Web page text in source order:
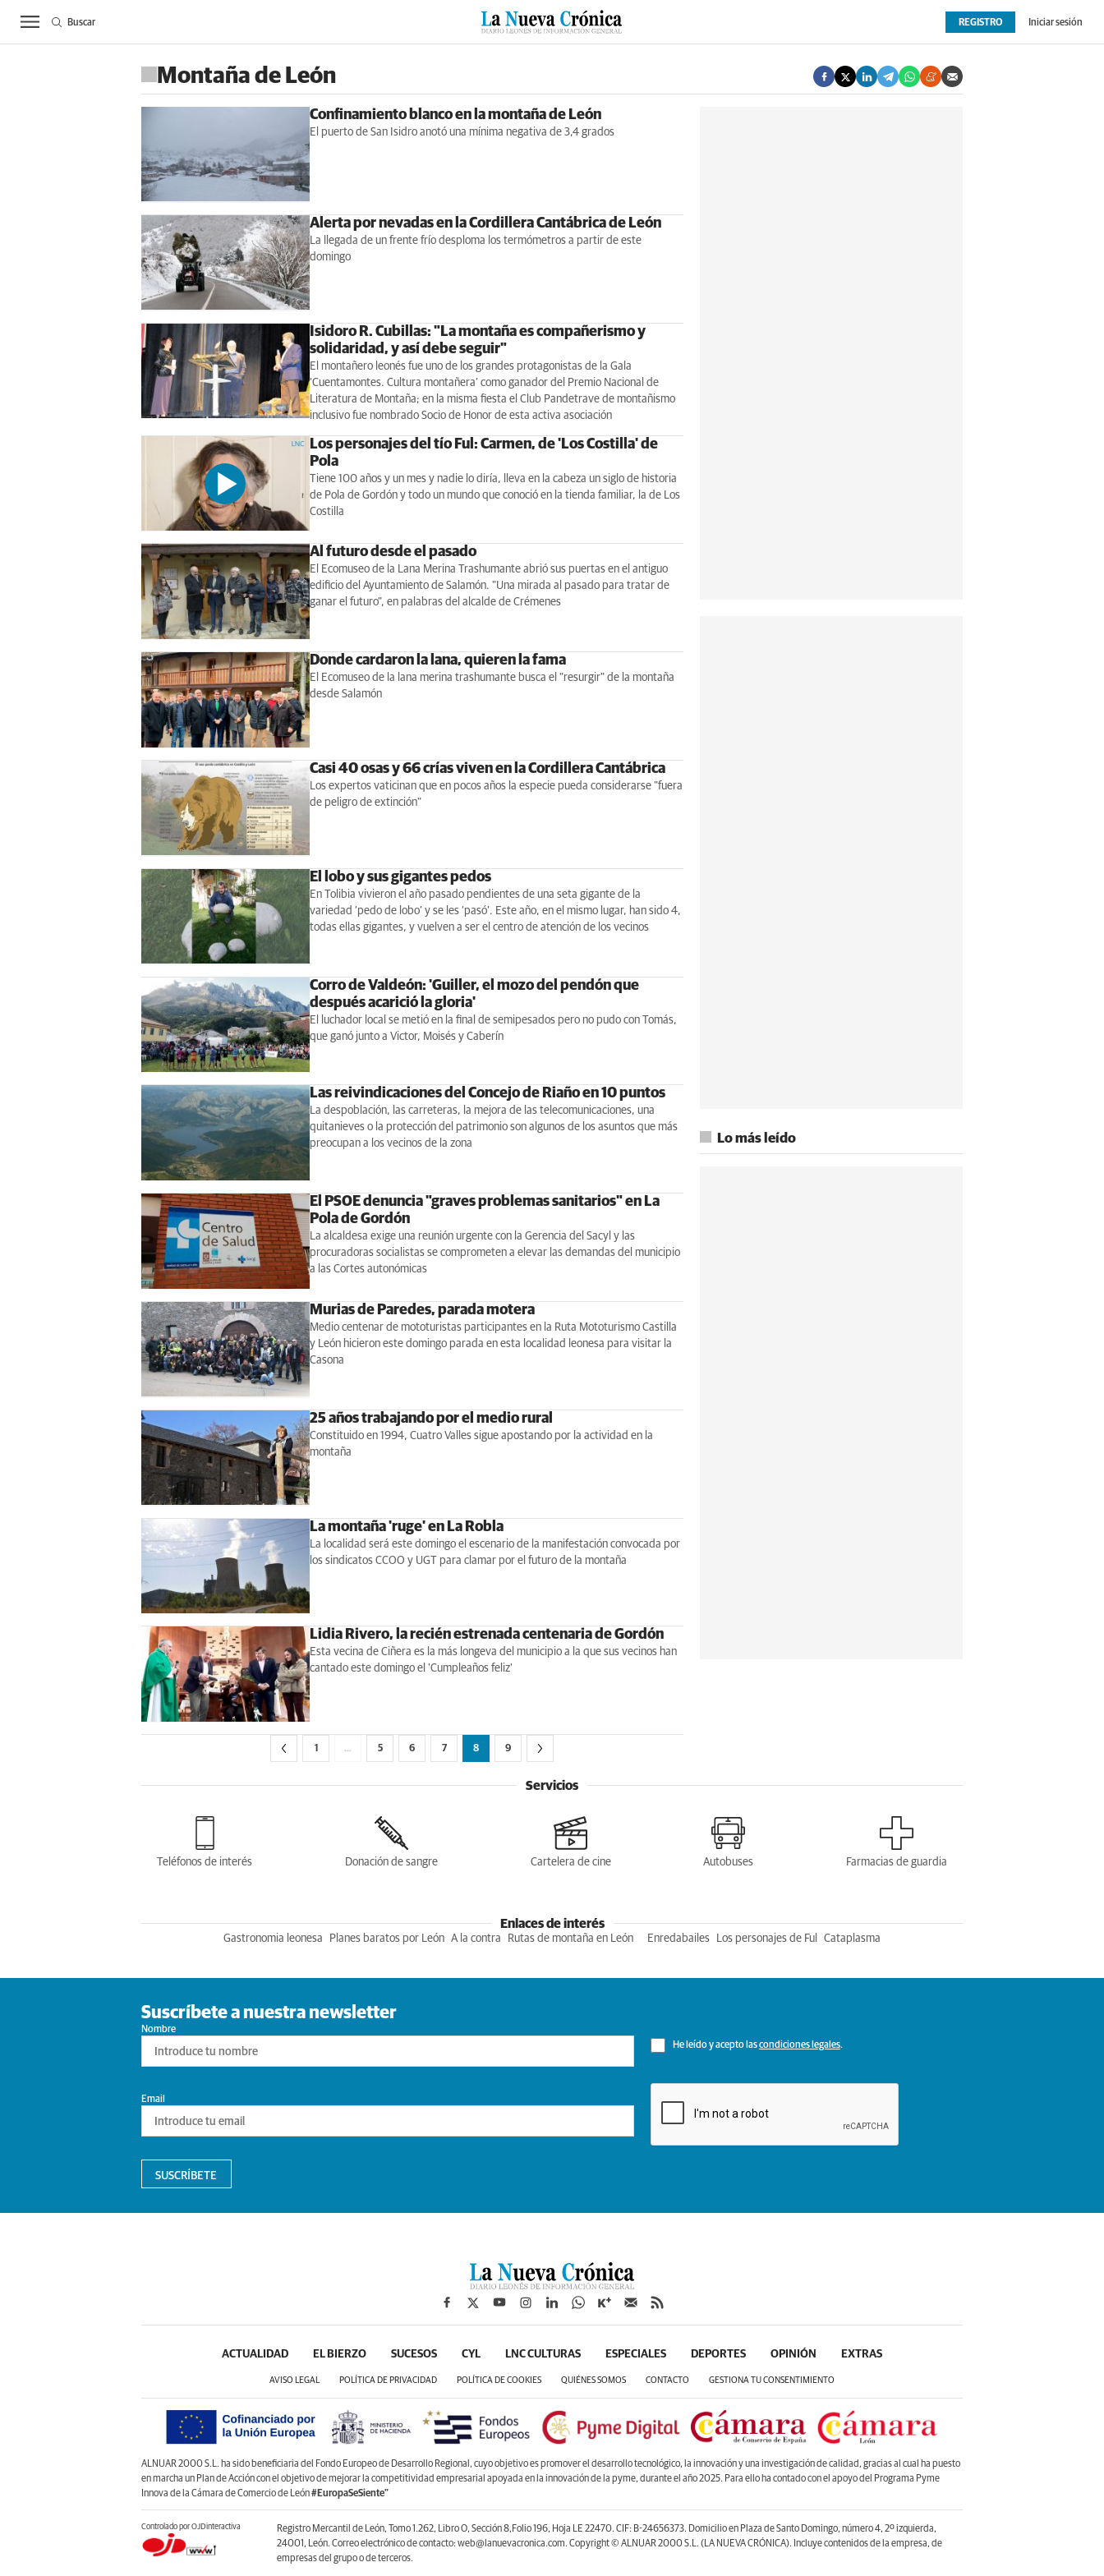
ACTUALIDAD BIERZO SUCESOS CULTURAS ESPECIALES DEPORTES OPINIÓN EXTRAS
REGISTRO Iniciar sesión
Buscar
Montaña de León
Confinamiento blanco en la montaña de León
El puerto de San Isidro anotó una mínima negativa de 3,4 grados
Alerta por nevadas en la Cordillera Cantábrica de León
La llegada de un frente frío desploma los termómetros a partir de este
domingo
Isidoro R. Cubillas: "La montaña es compañerismo y
solidaridad, y así debe seguir"
El montañero leonés fue uno de los grandes protagonistas de la Gala
‘Cuentamontes. Cultura montañera’ como ganador del Premio Nacional de
Literatura de Montaña; en la misma fiesta el Club Pandetrave de montañismo
inclusivo fue nombrado Socio de Honor de esta activa asociación
Los personajes del tío Ful: Carmen, de 'Los Costilla' de
Pola
Tiene 100 años y un mes y nadie lo diría, lleva en la cabeza un siglo de historia
de Pola de Gordón y todo un mundo que conoció en la tienda familiar, la de Los
Costilla
Al futuro desde el pasado
El Ecomuseo de la Lana Merina Trashumante abrió sus puertas en el antiguo
edificio del Ayuntamiento de Salamón. "Una mirada al pasado para tratar de
ganar el futuro", en palabras del alcalde de Crémenes
Donde cardaron la lana, quieren la fama
El Ecomuseo de la lana merina trashumante busca el "resurgir" de la montaña
desde Salamón
Casi 40 osas y 66 crías viven en la Cordillera Cantábrica
Los expertos vaticinan que en pocos años la especie pueda considerarse "fuera
de peligro de extinción"
El lobo y sus gigantes pedos
En Tolibia vivieron el año pasado pendientes de una seta gigante de la
variedad ‘pedo de lobo’ y se les ‘pasó’. Este año, en el mismo lugar, han sido 4,
todas ellas gigantes, y vuelven a ser el centro de atención de los vecinos
Corro de Valdeón: 'Guiller, el mozo del pendón que
después acarició la gloria'
El luchador local se metió en la final de semipesados pero no pudo con Tomás,
que ganó junto a Victor, Moisés y Caberín
Las reivindicaciones del Concejo de Riaño en 10 puntos
La despoblación, las carreteras, la mejora de las telecomunicaciones, una
quitanieves o la protección del patrimonio son algunos de los asuntos que más
preocupan a los vecinos de la zona
El PSOE denuncia "graves problemas sanitarios" en La
Pola de Gordón
La alcaldesa exige una reunión urgente con la Gerencia del Sacyl y las
procuradoras socialistas se comprometen a elevar las demandas del municipio
a las Cortes autonómicas
Murias de Paredes, parada motera
Medio centenar de mototuristas participantes en la Ruta Mototurismo Castilla
y León hicieron este domingo parada en esta localidad leonesa para visitar la
Casona
25 años trabajando por el medio rural
Constituido en 1994, Cuatro Valles sigue apostando por la actividad en la
montaña
La montaña 'ruge' en La Robla
La localidad será este domingo el escenario de la manifestación convocada por
los sindicatos CCOO y UGT para clamar por el futuro de la montaña
Lidia Rivero, la recién estrenada centenaria de Gordón
Esta vecina de Ciñera es la más longeva del municipio a la que sus vecinos han
cantado este domingo el 'Cumpleaños feliz'
1 … 5 6 7 8 9
Lo más leído
Servicios
Teléfonos de interés Donación de sangre Cartelera de cine Autobuses Farmacias de guardia
Enlaces de interés
Gastronomia leonesa Planes baratos por León A la contra Rutas de montaña en León Enredabailes Los personajes de Ful Cataplasma
Suscríbete a nuestra newsletter
Nombre
He leído y acepto lascondiciones legales.
Email
SUSCRÍBETE
ACTUALIDAD EL BIERZO SUCESOS CYL LNC CULTURAS ESPECIALES DEPORTES OPINIÓN EXTRAS
AVISO LEGAL POLÍTICA DE PRIVACIDAD POLÍTICA DE COOKIES QUIÉNES SOMOS CONTACTO GESTIONA TU CONSENTIMIENTO
ALNUAR 2000 S.L. ha sido beneficiaria del Fondo Europeo de Desarrollo Regional, cuyo objetivo es promover el desarrollo tecnológico, la innovación y una investigación de calidad, gracias al cual ha puesto
en marcha un Plan de Acción con el objetivo de mejorar la competitividad empresarial apoyada en la innovación de la pyme, durante el año 2025. Para ello ha contado con el apoyo del Programa Pyme
Innova de la Cámara de Comercio de León#EuropaSeSiente”
Controlado por OJDinteractiva
Registro Mercantil de León, Tomo 1.262, Libro O, Sección 8,Folio 196, Hoja LE 22470. CIF: B-24656373. Domicilio en Plaza de Santo Domingo, número 4, 2º izquierda,
24001, León. Correo electrónico de contacto: web@lanuevacronica.com. Copyright © ALNUAR 2000 S.L. (LA NUEVA CRÓNICA). Incluye contenidos de la empresa, de
empresas del grupo o de terceros.